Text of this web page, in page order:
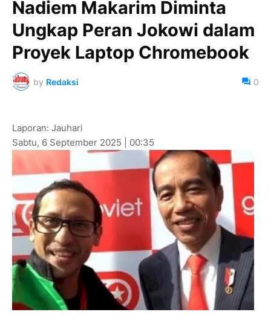
Nadiem Makarim Diminta
Ungkap Peran Jokowi dalam
Proyek Laptop Chromebook
by Redaksi 0
Laporan: Jauhari
Sabtu, 6 September 2025 | 00:35